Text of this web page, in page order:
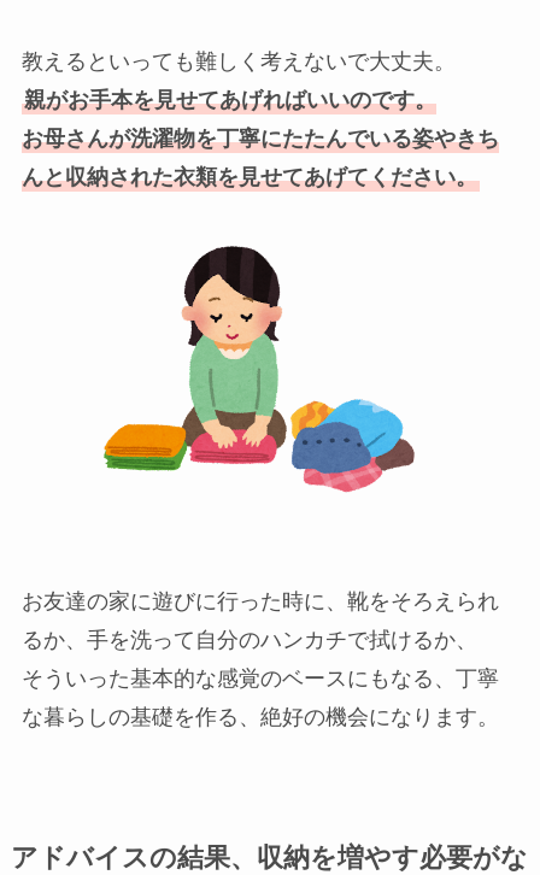
教えるといっても難しく考えないで大丈夫。
親がお手本を見せてあげればいいのです。
お母さんが洗濯物を丁寧にたたんでいる姿やきち
んと収納された衣類を見せてあげてください。
お友達の家に遊びに行った時に、靴をそろえられ
るか、手を洗って自分のハンカチで拭けるか、
そういった基本的な感覚のベースにもなる、丁寧
な暮らしの基礎を作る、絶好の機会になります。
アドバイスの結果、収納を増やす必要がな